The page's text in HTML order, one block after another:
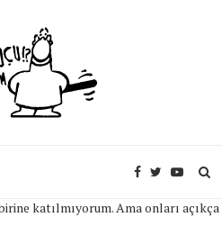
katılmıyorum. Ama onları açıkça